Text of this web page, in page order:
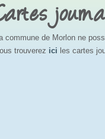
commune de Morlon ne
trouverez ici les cartes